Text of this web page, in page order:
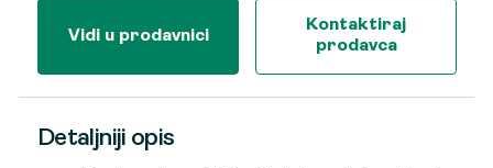
Vidi u prodavnici
Kontaktiraj
prodavca
Detaljniji opis